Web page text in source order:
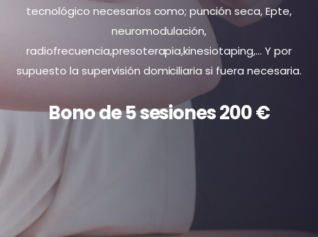
tecnológico necesarios como; punción seca, Epte,
neuromodulación,
radiofrecuencia,presoterapia,kinesiotaping,… Y por
supuesto la supervisión domiciliaria si fuera necesaria.
Bono de 5 sesiones 200 €